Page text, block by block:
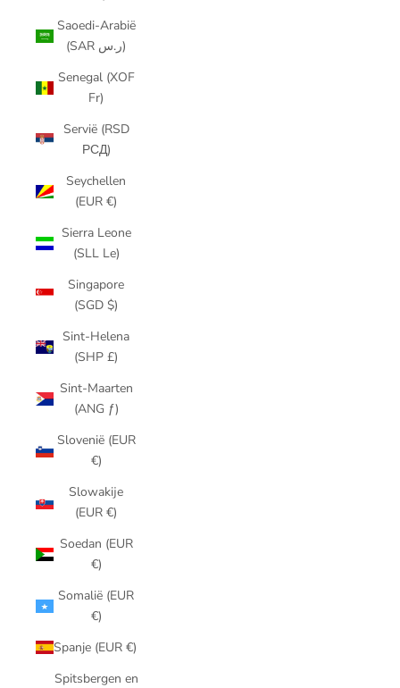
Saoedi-Arabië
(SAR ر.س)
Senegal (XOF
Fr)
Servië (RSD
РСД)
Seychellen
(EUR €)
Sierra Leone
(SLL Le)
Singapore
(SGD $)
Sint-Helena
(SHP £)
Sint-Maarten
(ANG ƒ)
Slovenië (EUR
€)
Slowakije
(EUR €)
Soedan (EUR
€)
Somalië (EUR
€)
Spanje (EUR €)
Spitsbergen en